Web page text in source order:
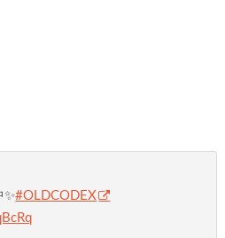
✨#OLDCODEX